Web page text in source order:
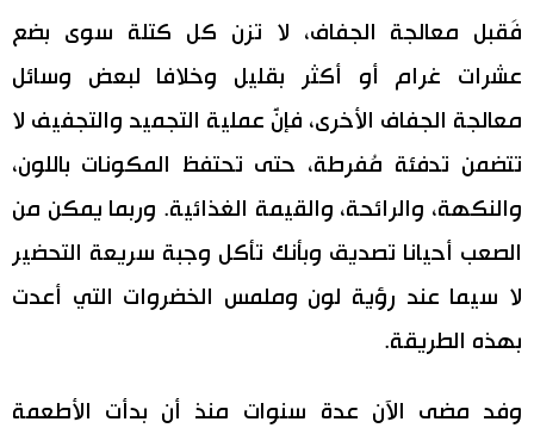
فَقبل معالجة الجفاف، لا تزن كل كتلة سوى بضع
عشرات غرام أو أكثر بقليل وخلافا لبعض وسائل
معالجة الجفاف الأخرى، فإنَّ عملية التجميد والتجفيف لا
تتضمن تدفئة مُفرطة، حتى تحتفظ المكونات باللون،
والنكهة، والرائحة، والقيمة الغذائية. وربما يمكن من
الصعب أحيانا تصديق وبأنك تأكل وجبة سريعة التحضير
لا سيما عند رؤية لون وملمس الخضروات التي أعدت
بهذه الطريقة.
وفد مضى الآن عدة سنوات منذ أن بدأت الأطعمة